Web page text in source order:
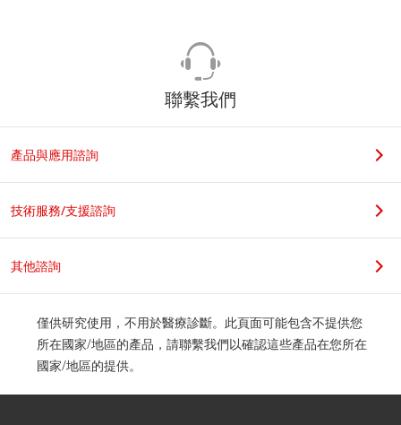
若您是學生，請在科系名稱後加上實驗室教授姓名，謝謝。
職位
公司地址
聯繫我們
產品與應用諮詢
技術服務/支援諮詢
其他諮詢
僅供研究使用，不用於醫療診斷。此頁面可能包含不提供您
所在國家/地區的產品，請聯繫我們以確認這些產品在您所在
國家/地區的提供。